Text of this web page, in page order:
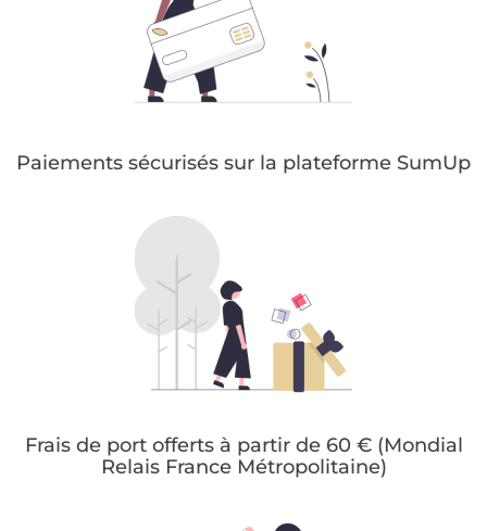
Paiements sécurisés sur la plateforme SumUp
Frais de port offerts à partir de 60 € (Mondial
Relais France Métropolitaine)